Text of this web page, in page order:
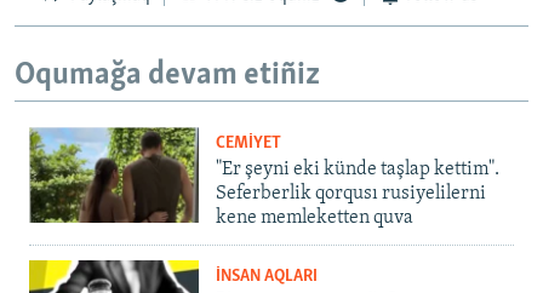
Oqumağa devam etiñiz
CEMİYET
"Er şeyni eki künde taşlap kettim".
Seferberlik qorqusı rusiyelilerni
kene memleketten quva
İNSAN AQLARI